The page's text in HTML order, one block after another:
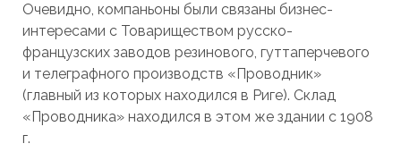
Очевидно, компаньоны были связаны бизнес-
интересами с Товариществом русско-
французских заводов резинового, гуттаперчевого
и телеграфного производств «Проводник»
(главный из которых находился в Риге). Склад
«Проводника» находился в этом же здании с 1908
г.